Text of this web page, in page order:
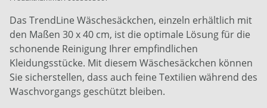
Das TrendLine Wäschesäckchen, einzeln erhältlich mit
den Maßen 30 x 40 cm, ist die optimale Lösung für die
schonende Reinigung Ihrer empfindlichen
Kleidungsstücke. Mit diesem Wäschesäckchen können
Sie sicherstellen, dass auch feine Textilien während des
Waschvorgangs geschützt bleiben.